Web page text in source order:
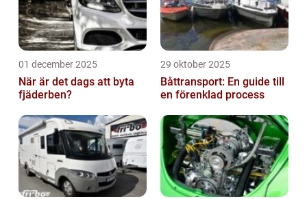
01 december 2025
När är det dags att byta
fjäderben?
29 oktober 2025
Båttransport: En guide till
en förenklad process